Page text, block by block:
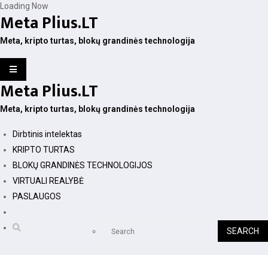
Skip
to
content
Loading Now
Meta Plius.LT
Meta, kripto turtas, blokų grandinės technologija
Meta Plius.LT
Meta, kripto turtas, blokų grandinės technologija
Dirbtinis intelektas
KRIPTO TURTAS
BLOKŲ GRANDINĖS TECHNOLOGIJOS
VIRTUALI REALYBĖ
PASLAUGOS